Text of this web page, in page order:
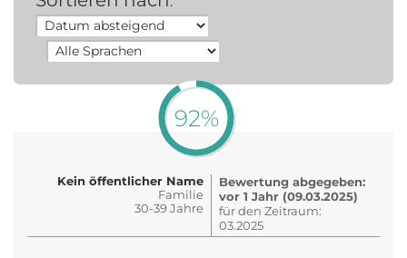
92%
Kein öffentlicher Name
Familie
30-39 Jahre
Bewertung abgegeben:
vor 1 Jahr (09.03.2025)
für den Zeitraum:
03.2025